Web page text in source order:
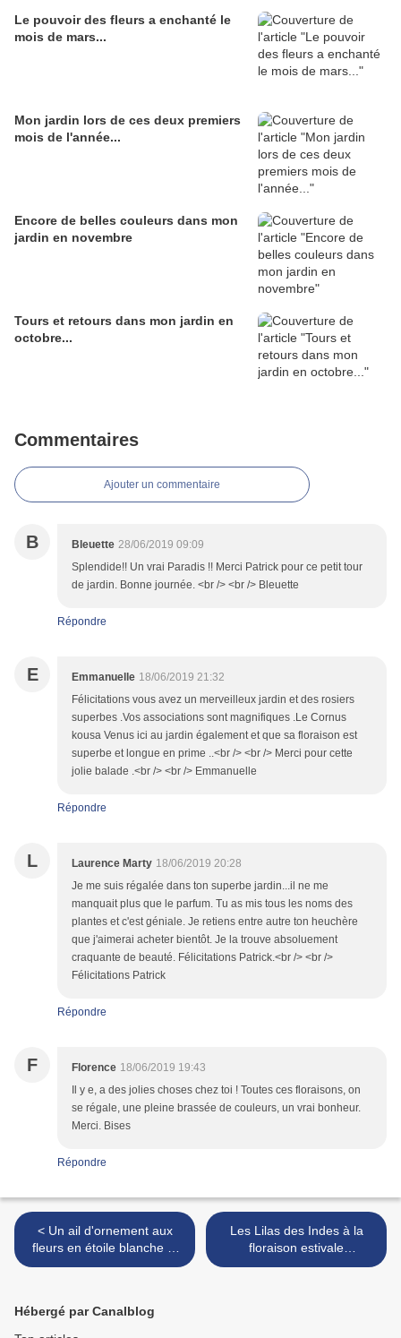
Le pouvoir des fleurs a enchanté le
mois de mars...
Mon jardin lors de ces deux premiers
mois de l'année...
Encore de belles couleurs dans mon
jardin en novembre
Tours et retours dans mon jardin en
octobre...
Commentaires
Ajouter un commentaire
B Bleuette 28/06/2019 09:09
Splendide!! Un vrai Paradis !! Merci Patrick pour ce petit tour
de jardin. Bonne journée. <br /> <br /> Bleuette
Répondre
E Emmanuelle 18/06/2019 21:32
Félicitations vous avez un merveilleux jardin et des rosiers
superbes .Vos associations sont magnifiques .Le Cornus
kousa Venus ici au jardin également et que sa floraison est
superbe et longue en prime ..<br /> <br /> Merci pour cette
jolie balade .<br /> <br /> Emmanuelle
Répondre
L Laurence Marty 18/06/2019 20:28
Je me suis régalée dans ton superbe jardin...il ne me
manquait plus que le parfum. Tu as mis tous les noms des
plantes et c'est géniale. Je retiens entre autre ton heuchère
que j'aimerai acheter bientôt. Je la trouve absoluement
craquante de beauté. Félicitations Patrick.<br /> <br />
Félicitations Patrick
Répondre
F Florence 18/06/2019 19:43
Il y e, a des jolies choses chez toi ! Toutes ces floraisons, on
se régale, une pleine brassée de couleurs, un vrai bonheur.
Merci. Bises
Répondre
< Un ail d'ornement aux
fleurs en étoile blanche et
grenat
Les Lilas des Indes à la
floraison estivale
spectaculaire et rafinée >
Hébergé par Canalblog